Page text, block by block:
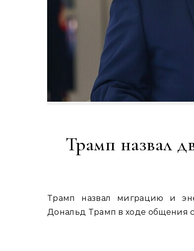
Трамп назвал
Трамп назвал миграцию и энергетику главными проблемами Европы Президент США
Дональд Трамп в ходе общения